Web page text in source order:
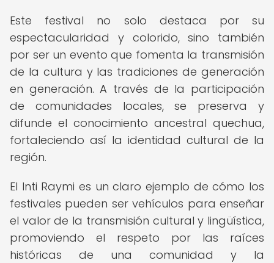
Este festival no solo destaca por su
espectacularidad y colorido, sino también
por ser un evento que fomenta la transmisión
de la cultura y las tradiciones de generación
en generación. A través de la participación
de comunidades locales, se preserva y
difunde el conocimiento ancestral quechua,
fortaleciendo así la identidad cultural de la
región.
El Inti Raymi es un claro ejemplo de cómo los
festivales pueden ser vehículos para enseñar
el valor de la transmisión cultural y lingüística,
promoviendo el respeto por las raíces
históricas de una comunidad y la